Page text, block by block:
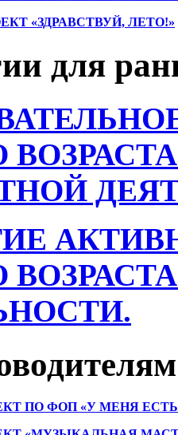
«ЗДРАВСТВУЙ, ЛЕТО!»
для
ПО ФОП «У МЕНЯ